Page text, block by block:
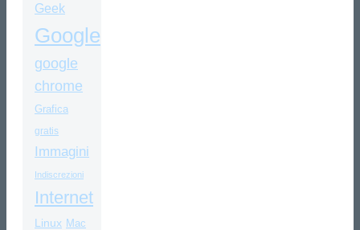
Geek
Google
google
chrome
Grafica
gratis
Immagini
Indiscrezioni
Internet
Linux Mac